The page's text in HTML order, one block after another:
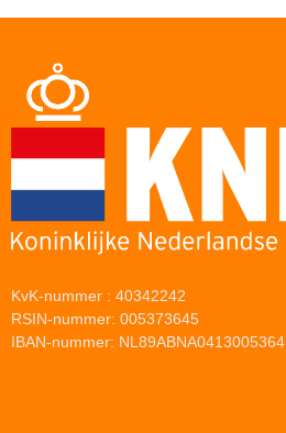
KvK-nummer : 40342242
RSIN-nummer: 005373645
IBAN-nummer: NL89ABNA0413005364